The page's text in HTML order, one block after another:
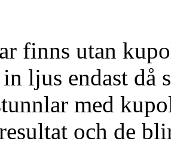
finns utan
in ljus endast då
med
och de